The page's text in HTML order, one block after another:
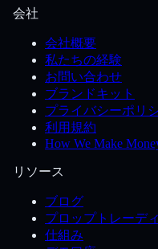
会社
会社概要
私たちの経験
お問い合わせ
ブランドキット
プライバシーポリ
利用規約
How We Make
リソース
ブログ
プロップトレーデ
仕組み